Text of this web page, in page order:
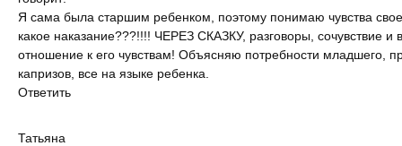
Я сама была старшим ребенком, поэтому понимаю чувства
какое наказание???!!!! ЧЕРЕЗ СКАЗКУ, разговоры, сочувствие и
отношение к его чувствам! Объясняю потребности младшего,
капризов, все на языке ребенка.
Ответить
Татьяна